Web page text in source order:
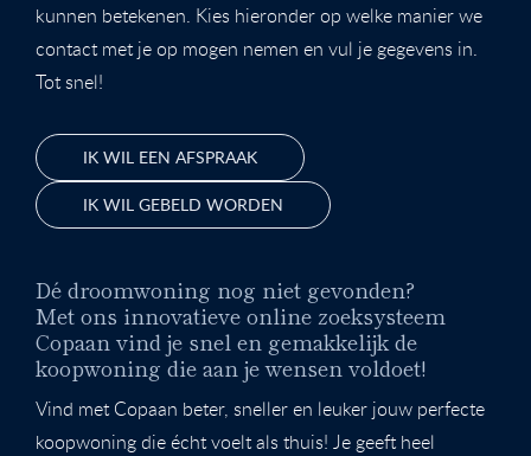
kunnen betekenen. Kies hieronder op welke manier we
contact met je op mogen nemen en vul je gegevens in.
Tot snel!
IK WIL EEN AFSPRAAK
IK WIL GEBELD WORDEN
Dé droomwoning nog niet gevonden?
Met ons innovatieve online zoeksysteem
Copaan vind je snel en gemakkelijk de
koopwoning die aan je wensen voldoet!
Vind met Copaan beter, sneller en leuker jouw perfecte
koopwoning die écht voelt als thuis! Je geeft heel